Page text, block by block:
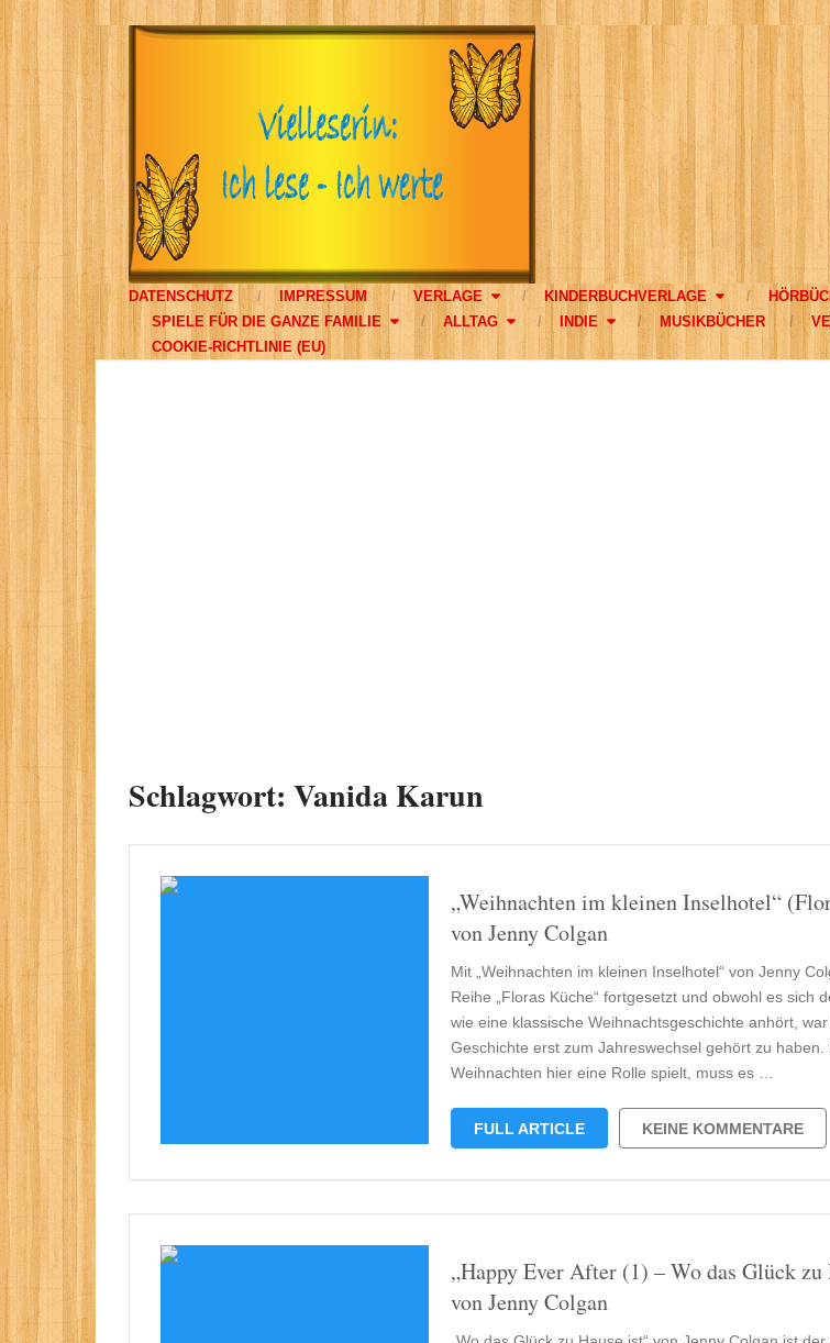
DATENSCHUTZ IMPRESSUM VERLAGE KINDERBUCHVERLAGE
SPIELE FÜR DIE GANZE FAMILIE
ALLTAG INDIE MUSIKBÜCHER
COOKIE-RICHTLINIE (EU)
Schlagwort: Vanida Karun
„Weihnachten im kleinen Inselhotel“
von Jenny Colgan
Mit „Weihnachten im kleinen Inselhotel“ von Jenny
Reihe „Floras Küche“ fortgesetzt und obwohl es sich
wie eine klassische Weihnachtsgeschichte anhört,
Geschichte erst zum Jahreswechsel gehört zu haben.
Weihnachten hier eine Rolle spielt, muss es …
FULL ARTICLE KEINE KOMMENTARE
„Happy Ever After (1) – Wo das Glück zu
von Jenny Colgan